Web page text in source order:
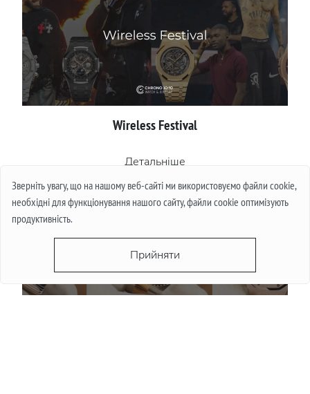
Зверніть увагу, що на нашому веб-сайті ми використовуємо файли cookie,
необхідні для функціонування нашого сайту, файли cookie оптимізують
продуктивність.
Прийняти
Wireless Festival
Детальніше